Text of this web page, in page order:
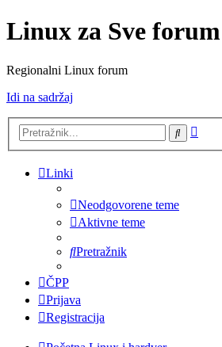
Linux za Sve forum
Regionalni Linux forum
Idi na sadržaj
Pretražnik
Linki
Neodgovorene teme
Aktivne teme
Pretražnik
ČPP
Prijava
Registracija